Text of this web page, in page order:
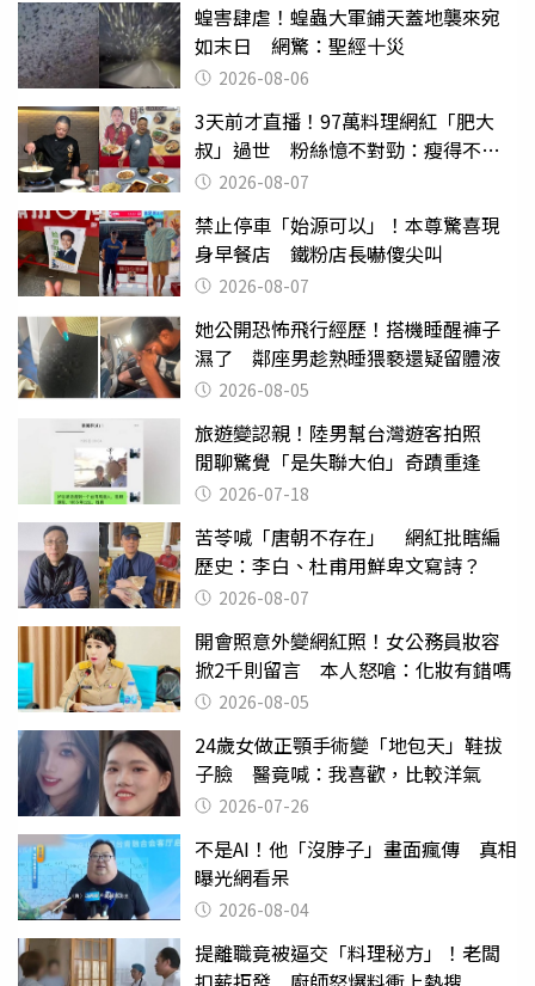
蝗害肆虐！蝗蟲大軍鋪天蓋地襲來宛
如末日 網驚：聖經十災
2026-08-06
3天前才直播！97萬料理網紅「肥大
叔」過世 粉絲憶不對勁：瘦得不合
理 2026-08-07
禁止停車「始源可以」！本尊驚喜現
身早餐店 鐵粉店長嚇傻尖叫
2026-08-07
她公開恐怖飛行經歷！搭機睡醒褲子
濕了 鄰座男趁熟睡猥褻還疑留體液
2026-08-05
旅遊變認親！陸男幫台灣遊客拍照
閒聊驚覺「是失聯大伯」奇蹟重逢
2026-07-18
苦苓喊「唐朝不存在」 網紅批瞎編
歷史：李白、杜甫用鮮卑文寫詩？
2026-08-07
開會照意外變網紅照！女公務員妝容
掀2千則留言 本人怒嗆：化妝有錯嗎
2026-08-05
24歲女做正顎手術變「地包天」鞋拔
子臉 醫竟喊：我喜歡，比較洋氣
2026-07-26
不是AI！他「沒脖子」畫面瘋傳 真相
曝光網看呆
2026-08-04
提離職竟被逼交「料理秘方」！老闆